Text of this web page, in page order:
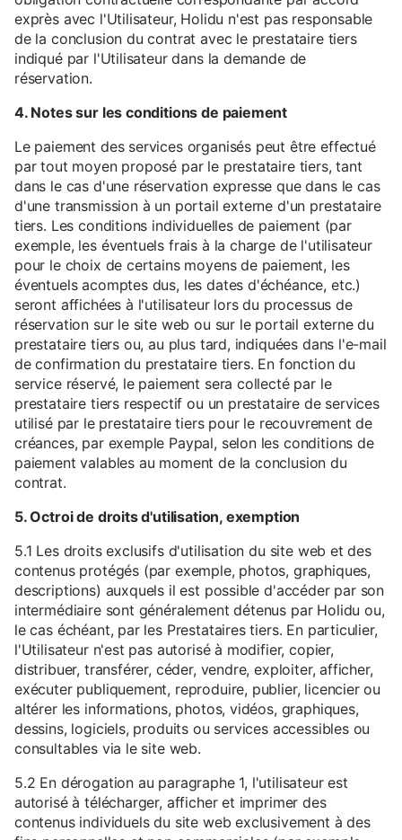
exprès avec l'Utilisateur, Holidu n'est pas responsable
de la conclusion du contrat avec le prestataire tiers
indiqué par l'Utilisateur dans la demande de
réservation.
4. Notes sur les conditions de paiement
Le paiement des services organisés peut être effectué
par tout moyen proposé par le prestataire tiers, tant
dans le cas d'une réservation expresse que dans le cas
d'une transmission à un portail externe d'un prestataire
tiers. Les conditions individuelles de paiement (par
exemple, les éventuels frais à la charge de l'utilisateur
pour le choix de certains moyens de paiement, les
éventuels acomptes dus, les dates d'échéance, etc.)
seront affichées à l'utilisateur lors du processus de
réservation sur le site web ou sur le portail externe du
prestataire tiers ou, au plus tard, indiquées dans l'e-mail
de confirmation du prestataire tiers. En fonction du
service réservé, le paiement sera collecté par le
prestataire tiers respectif ou un prestataire de services
utilisé par le prestataire tiers pour le recouvrement de
créances, par exemple Paypal, selon les conditions de
paiement valables au moment de la conclusion du
contrat.
5. Octroi de droits d'utilisation, exemption
5.1 Les droits exclusifs d'utilisation du site web et des
contenus protégés (par exemple, photos, graphiques,
descriptions) auxquels il est possible d'accéder par son
intermédiaire sont généralement détenus par Holidu ou,
le cas échéant, par les Prestataires tiers. En particulier,
l'Utilisateur n'est pas autorisé à modifier, copier,
distribuer, transférer, céder, vendre, exploiter, afficher,
exécuter publiquement, reproduire, publier, licencier ou
altérer les informations, photos, vidéos, graphiques,
dessins, logiciels, produits ou services accessibles ou
consultables via le site web.
5.2 En dérogation au paragraphe 1, l'utilisateur est
autorisé à télécharger, afficher et imprimer des
contenus individuels du site web exclusivement à des